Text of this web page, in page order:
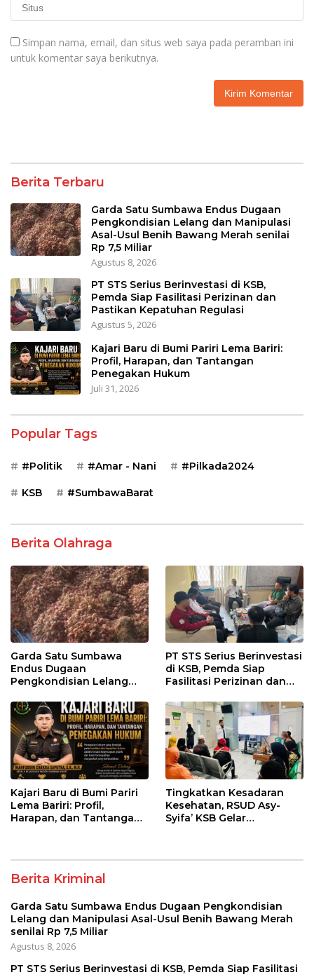
Simpan nama, email, dan situs web saya pada peramban ini
untuk komentar saya berikutnya.
Berita Terbaru
Garda Satu Sumbawa Endus Dugaan
Pengkondisian Lelang dan Manipulasi
Asal-Usul Benih Bawang Merah senilai
Rp 7,5 Miliar
Agustus 8, 2026
PT STS Serius Berinvestasi di KSB,
Pemda Siap Fasilitasi Perizinan dan
Pastikan Kepatuhan Regulasi
Agustus 5, 2026
Kajari Baru di Bumi Pariri Lema Bariri:
Profil, Harapan, dan Tantangan
Penegakan Hukum
Juli 31, 2026
Popular Tags
#Politik #Amar - Nani #Pilkada2024
KSB #SumbawaBarat
Berita Olahraga
Garda Satu Sumbawa
Endus Dugaan
Pengkondisian Lelang
Benih Bawang Merah
senilai Rp 7,5 Miliar
PT STS Serius Berinvestasi
di KSB, Pemda Siap
Fasilitasi Perizinan dan
Regulasi
Kajari Baru di Bumi Pariri
Lema Bariri: Profil,
Harapan, dan Tantangan
Tingkatkan Kesadaran
Kesehatan, RSUD Asy-
Syifa’ KSB Gelar
Berita Kriminal
Garda Satu Sumbawa Endus Dugaan Pengkondisian
Lelang dan Manipulasi Asal-Usul Benih Bawang Merah
senilai Rp 7,5 Miliar
Agustus 8, 2026
PT STS Serius Berinvestasi di KSB, Pemda Siap Fasilitasi